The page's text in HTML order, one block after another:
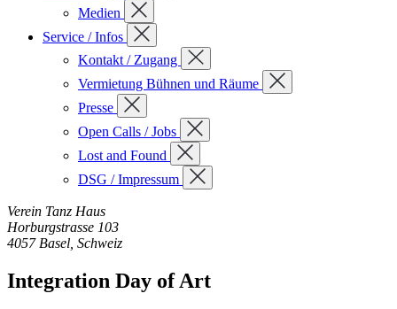
Medien
Service / Infos
Kontakt / Zugang
Vermietung Bühnen und Räume
Presse
Open Calls / Jobs
Lost and Found
DSG / Impressum
Verein Tanz Haus
Horburgstrasse 103
4057 Basel, Schweiz
Integration Day of Art